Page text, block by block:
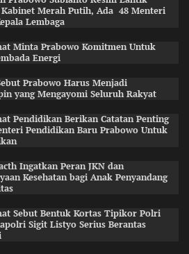
Kabinet Merah Putih, Ada 48 Menteri
Lembaga
Minta Prabowo Komitmen Untuk
Energi
Prabowo Harus Menjadi
yang Mengayomi Seluruh Rakyat
Pendidikan Berikan Catatan Penting
Pendidikan Baru Prabowo Untuk
Ingatkan Peran JKN dan
Kesehatan bagi Anak Penyandang
Sebut Bentuk Kortas Tipikor Polri
Sigit Listyo Serius Berantas